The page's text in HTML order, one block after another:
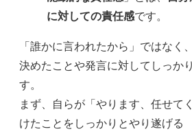
に対しての責任感です。
「誰かに言われたから」ではなく
決めたことや発言に対してしっか
す。
まず、自らが「やります、任せて
けたことをしっかりとやり遂げる